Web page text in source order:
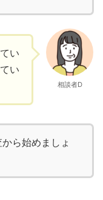
い
い
相談者D
ら始めましょ